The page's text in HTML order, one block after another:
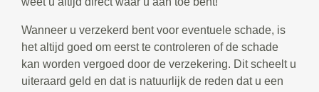
Wanneer u verzekerd bent voor eventuele schade, is
het altijd goed om eerst te controleren of de schade
kan worden vergoed door de verzekering. Dit scheelt u
uiteraard geld en dat is natuurlijk de reden dat u een